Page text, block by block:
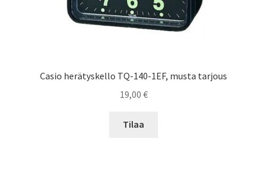
Casio herätyskello TQ-140-1EF, musta tarjous
19,00 €
Tilaa